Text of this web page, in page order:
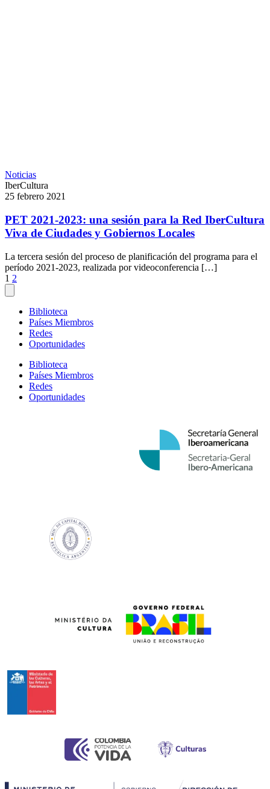
Noticias
IberCultura
25 febrero 2021
PET 2021-2023: una sesión para la Red IberCultura
Viva de Ciudades y Gobiernos Locales
La tercera sesión del proceso de planificación del programa para el
período 2021-2023, realizada por videoconferencia […]
Paginación
de
entradas
1 2
Biblioteca
Países Miembros
Redes
Oportunidades
Biblioteca
Países Miembros
Redes
Oportunidades